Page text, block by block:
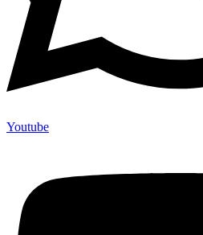
Youtube